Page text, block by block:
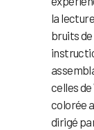
la
bruits
celles de
colorée
dirigé